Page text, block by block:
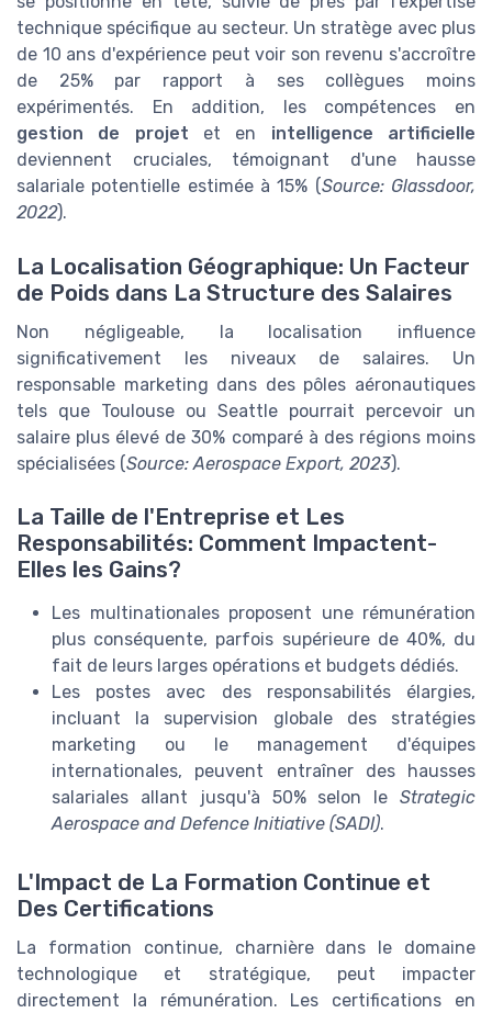
technique spécifique au secteur. Un stratège avec plus
de 10 ans d'expérience peut voir son revenu s'accroître
de 25% par rapport à ses collègues moins
expérimentés. En addition, les compétences en
gestion de projet et en intelligence artificielle
deviennent cruciales, témoignant d'une hausse
salariale potentielle estimée à 15% (Source: Glassdoor,
2022).
La Localisation Géographique: Un Facteur
de Poids dans La Structure des Salaires
Non négligeable, la localisation influence
significativement les niveaux de salaires. Un
responsable marketing dans des pôles aéronautiques
tels que Toulouse ou Seattle pourrait percevoir un
salaire plus élevé de 30% comparé à des régions moins
spécialisées (Source: Aerospace Export, 2023).
La Taille de l'Entreprise et Les
Responsabilités: Comment Impactent-
Elles les Gains?
Les multinationales proposent une rémunération
plus conséquente, parfois supérieure de 40%, du
fait de leurs larges opérations et budgets dédiés.
Les postes avec des responsabilités élargies,
incluant la supervision globale des stratégies
marketing ou le management d'équipes
internationales, peuvent entraîner des hausses
salariales allant jusqu'à 50% selon le Strategic
Aerospace and Defence Initiative (SADI).
L'Impact de La Formation Continue et
Des Certifications
La formation continue, charnière dans le domaine
technologique et stratégique, peut impacter
directement la rémunération. Les certifications en